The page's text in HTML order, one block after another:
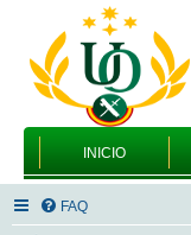
INICIO
FAQ